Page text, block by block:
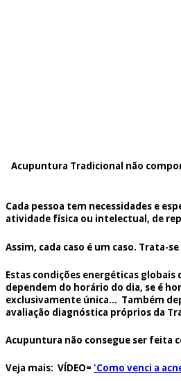
Acupuntura Tradicional não
Cada pessoa tem necessidades e
atividade física ou intelectual, de
Assim, cada caso é um caso. Trata-
Estas condições energéticas
dependem do horário do dia, se é
exclusivamente única... Também
avaliação diagnóstica próprios da
Acupuntura não consegue ser feita
Veja mais: VÍDEO= 'Como venci a